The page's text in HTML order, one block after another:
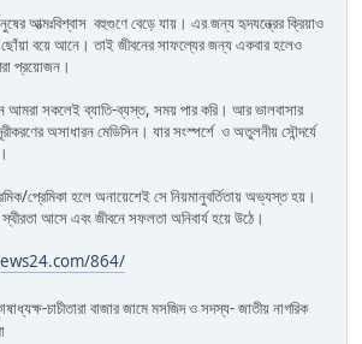
আত্মঃবিশ্বাস বহুগুণে বেড়ে যায়। এর জন্য হৃদযন্ত্রের ক্রিয়াও
বয়ে আনে। তাই জীবনের সাফল্যের জন্য একবার হলেও
প্রয়োজন।
আমরা সকলেই ব্যাতি-ব্যস্ত, সময় পার করি। আর ভালবাসার
অসাধারন মেডিসিন। যার সংস্পর্শে ও অতুলনীয় সৌন্দর্যে
প্রেমিকা হলে অনায়েশেই সে নিয়মানুবর্তিতায় অভ্যস্ত হয়।
আসে এবং জীবনে সফলতা অনিবার্য হয়ে উঠে।
864/
চাচীতারা বাজার জামে মসজিদ ওসদস্য- জাতীয় নাগরিক